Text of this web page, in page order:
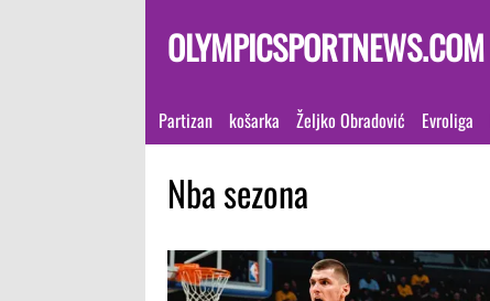
OLYMPICSPORTNEWS.COM
Partizan košarka Željko Obradović Evroliga
Nba sezona